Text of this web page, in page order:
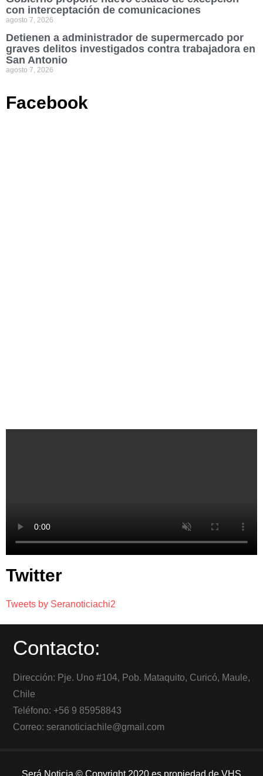
con interceptación de comunicaciones
agosto 7, 2026
Detienen a administrador de supermercado por
graves delitos investigados contra trabajadora en
San Antonio
agosto 7, 2026
Facebook
Twitter
Tweets by Seranoticiachi2
Contacto:
Dirección: Pje. Uno #104, Pob. Mataquito, Curicó, Maule,
Chile
Teléfono: +56 9 85958843
Correo: seranoticiachile@gmail.com
Será Noticia © Copyright 2020 es propiedad de VHS